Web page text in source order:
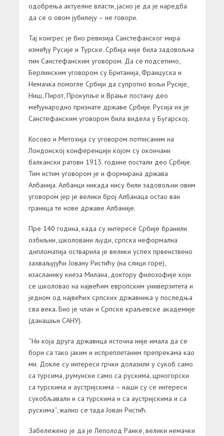
одобрења актуелне власти, јасно је да је наредба
да се о овом јубилеју – не говори.
Тај конгрес је био ревизија Санстефанског мира
између Русије и Турске. Србија није била задовољна
тим Санстефанским уговором. Да се подсетимо,
Берлинским уговором су Британија, Француска и
Немачка помогле Србији да супротно вољи Русије,
Ниш, Пирот, Прокупље и Врање постану део
међународно признате државе Србије. Русија их је
Санстефанским уговором била видела у Бугарској.
Косово и Метохија су уговором потписаним на
Лондонској конференцији којом су окончани
балкански ратови 1913. године постали део Србије.
Тим истим уговором је и формирана држава
Албанија. Албанци никада нису били задовољни овим
уговором јер је велики број Албанаца остао ван
граница те нове државе Албаније.
Пре 140 година, када су интересе Србије бранили
озбиљни, школовани људи, српска неформална
дипломатија остварила је велики успех првенствено
захваљујући Јовану Ристићу (на слици горе),
изасланику кнеза Милана, доктору филозофије који
се школовао на највећим европским универзитета и
једном од највећих српских државника у последња
сва века. Био је члан и Српске краљевске академије
(данашњи САНУ).
‘’Ни која друга државица источна није имала да се
бори са тако јаким и испреплетаним препрекама као
ми. Докле су интереси грчки долазили у сукоб само
са турсима, румунски само са рускима, црногорски
са турскима и аустријскима – наши су се интереси
сукобљавали и са турскима и са аустријскима и са
рускима’’, жалио се тада Јован Ристић.
Забележено је да је Леполод Ранке, велики немачки